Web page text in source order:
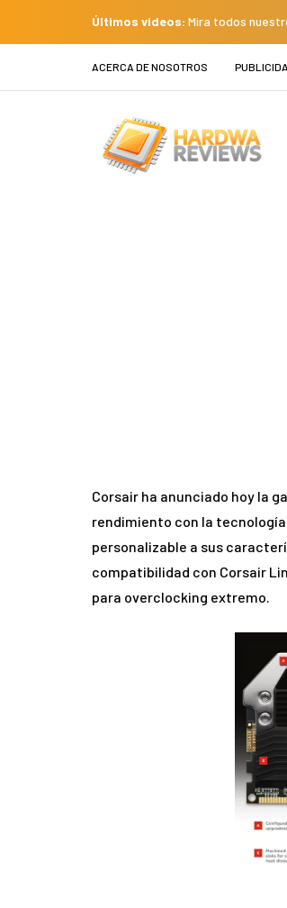
Últimos videos: Mira todos
ACERCA DE NOSOTROS
Corsair ha anunciado hoy la
rendimiento con la tecnología
personalizable a sus
compatibilidad con Corsair
para overclocking extremo.